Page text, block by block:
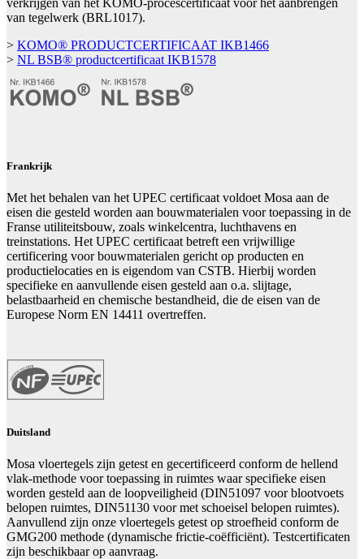
van tegelwerk (BRL1017).
> KOMO® PRODUCTCERTIFICAAT IKB1466
> NL BSB® productcertificaat IKB1578
Frankrijk
Met het behalen van het UPEC certificaat voldoet Mosa aan de
eisen die gesteld worden aan bouwmaterialen voor toepassing in de
Franse utiliteitsbouw, zoals winkelcentra, luchthavens en
treinstations. Het UPEC certificaat betreft een vrijwillige
certificering voor bouwmaterialen gericht op producten en
productielocaties en is eigendom van CSTB. Hierbij worden
specifieke en aanvullende eisen gesteld aan o.a. slijtage,
belastbaarheid en chemische bestandheid, die de eisen van de
Europese Norm EN 14411 overtreffen.
Duitsland
Mosa vloertegels zijn getest en gecertificeerd conform de hellend
vlak-methode voor toepassing in ruimtes waar specifieke eisen
worden gesteld aan de loopveiligheid (DIN51097 voor blootvoets
belopen ruimtes, DIN51130 voor met schoeisel belopen ruimtes).
Aanvullend zijn onze vloertegels getest op stroefheid conform de
GMG200 methode (dynamische frictie-coëfficiënt). Testcertificaten
zijn beschikbaar op aanvraag.